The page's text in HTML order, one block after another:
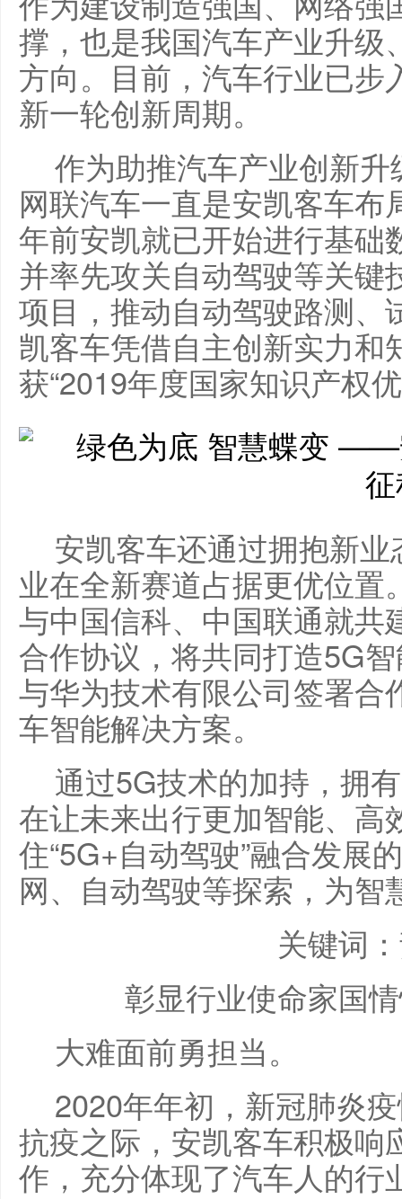
撑，也是我国汽车产业升级
方向。目前，汽车行业已
新一轮创新周期。
作为助推汽车产业创新
网联汽车一直是安凯客车
年前安凯就已开始进行基础
并率先攻关自动驾驶等关键
项目，推动自动驾驶路测、
凯客车凭借自主创新实力和
获“2019年度国家知识产权
安凯客车还通过拥抱新
业在全新赛道占据更优位置
与中国信科、中国联通就共
合作协议，将共同打造5G
与华为技术有限公司签署合
车智能解决方案。
通过5G技术的加持，拥
在让未来出行更加智能、高
住“5G+自动驾驶”融合发展
网、自动驾驶等探索，为智
关键词
彰显行业使命家国
大难面前勇担当。
2020年年初，新冠肺炎
抗疫之际，安凯客车积极响
作，充分体现了汽车人的行